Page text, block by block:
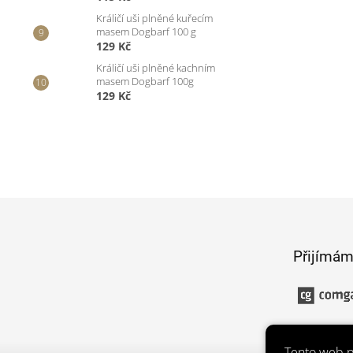
Králičí uši plněné kuřecím
masem Dogbarf 100 g
129 Kč
Králičí uši plněné kachním
masem Dogbarf 100g
129 Kč